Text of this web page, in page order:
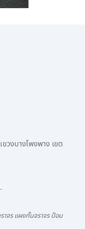
วงบางโพงพาง เขต
าจร แผงกั้นจราจร ป้อม